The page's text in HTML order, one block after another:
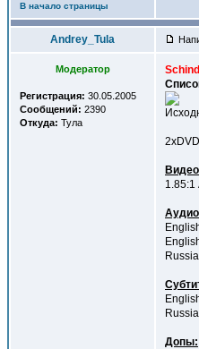
В начало страницы
Andrey_Tula
Модератор
Регистрация: 30.05.2005
Сообщений: 2390
Откуда: Тула
1.85:1
Допы: